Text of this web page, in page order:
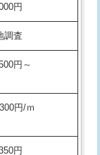
円+材料費
円+材料費
円+材料費
円
円
調査
円～
円/ｍ
円